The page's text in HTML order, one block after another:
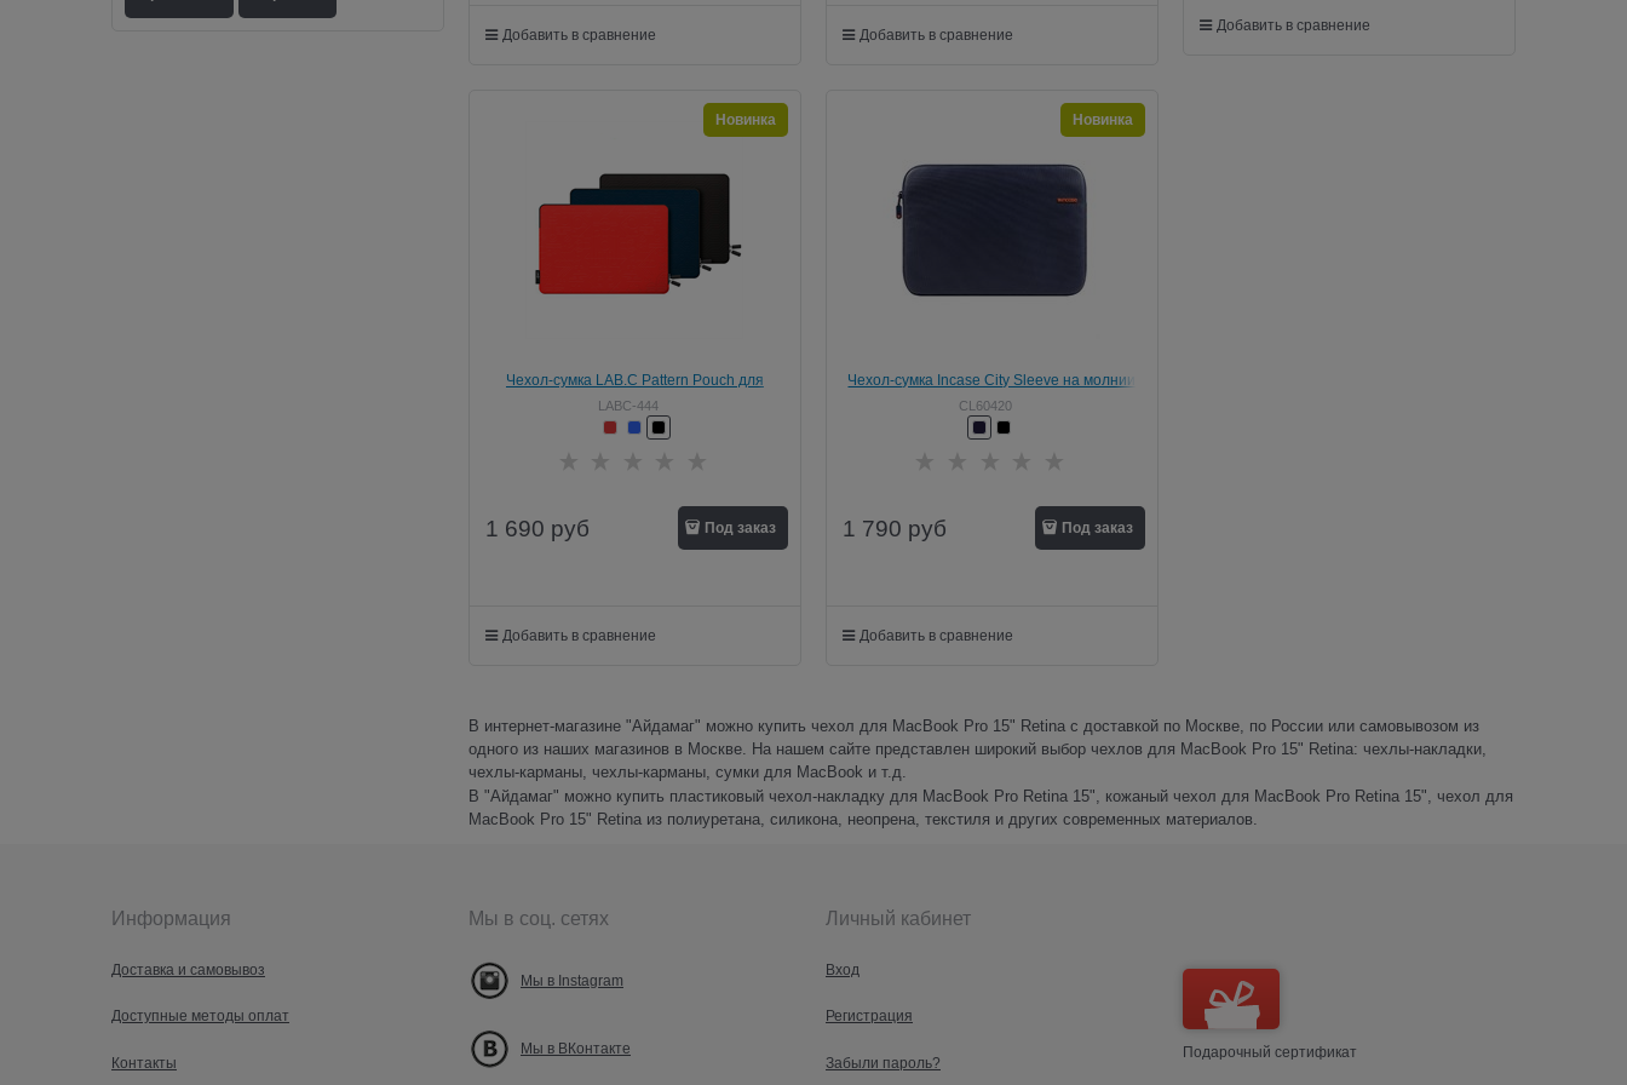
Добавить в сравнение Добавить в сравнение
Добавить в сравнение
Чехол-сумка LAB.C Pattern Pouch для
ноутбука Apple MacBook Pro 15"
LABC-444
Новинка
1 690 руб Под заказ
Добавить в сравнение
Чехол-сумка Incase City Sleeve на молнии
для MacBook Pro 15"
CL60420
Новинка
1 790 руб Под заказ
Добавить в сравнение
В интернет-магазине "Айдамаг" можно купить чехол для MacBook Pro 15" Retina с доставкой по Москве, по России или самовывозом из
одного из наших магазинов в Москве. На нашем сайте представлен широкий выбор чехлов для MacBook Pro 15" Retina: чехлы-накладки,
чехлы-карманы, чехлы-карманы, сумки для MacBook и т.д.
В "Айдамаг" можно купить пластиковый чехол-накладку для MacBook Pro Retina 15", кожаный чехол для MacBook Pro Retina 15", чехол для
MacBook Pro 15" Retina из полиуретана, силикона, неопрена, текстиля и других современных материалов.
Информация
Доставка и самовывоз
Доступные методы оплат
Контакты
Мы в соц. сетях
Мы в Instagram
Мы в ВКонтакте
Личный кабинет
Вход
Регистрация
Забыли пароль?
Подарочный сертификат